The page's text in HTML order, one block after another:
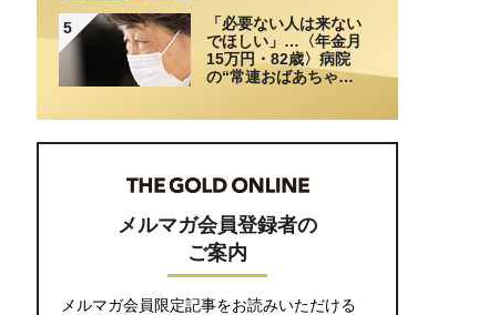
係
5
「必要ない人は来ない
でほしい」…〈年金月
15万円・82歳〉病院
の“常連おばあちゃ
メルマガ会員登録者の
ご案内
メルマガ会員限定記事をお読みいただける